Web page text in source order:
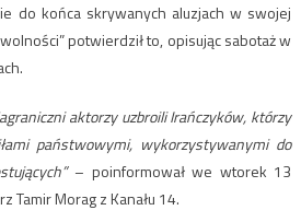
do końca skrywanych aluzjach w swojej
potwierdził to, opisując sabotaż w
aktorzy uzbroili Irańczyków, którzy
państwowymi, wykorzystywanymi do
– poinformował we wtorek 13
Tamir Morag z Kanału 14.